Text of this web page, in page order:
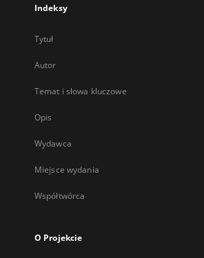
Indeksy
Tytuł
Autor
Temat i słowa kluczowe
Opis
Wydawca
Miejsce wydania
Współtwórca
O Projekcie